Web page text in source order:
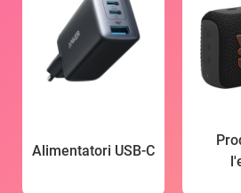
Alimentatori USB-C